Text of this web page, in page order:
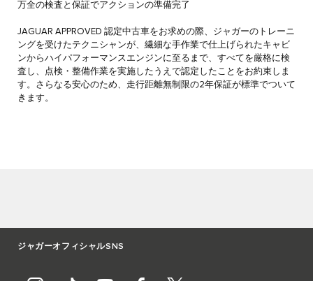
万全の検査と保証でアクションの準備完了
JAGUAR APPROVED 認定中古車をお求めの際、ジャガーのトレーニ
ングを受けたテクニシャンが、繊細な手作業で仕上げられたキャビ
ンからハイパフォーマンスエンジンに至るまで、すべてを厳格に検
査し、点検・整備作業を実施したうえで認定したことをお約束しま
す。さらなる安心のため、走行距離無制限の2年保証が標準でついて
きます。
ジャガーオフィシャルSNS